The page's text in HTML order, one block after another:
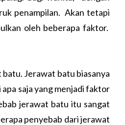
penampilan. Akan tetapi
oleh beberapa faktor.
Jerawat batu biasanya
saja yang menjadi faktor
jerawat batu itu sangat
penyebab dari jerawat